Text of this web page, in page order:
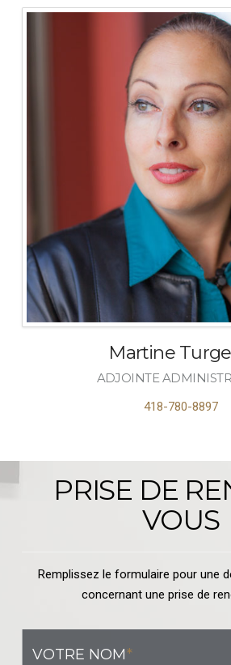
Martine
ADJOINTE
418-780-8897
PRISE DE
VOUS
Remplissez le formulaire pour une
concernant une prise de
VOTRE NOM*